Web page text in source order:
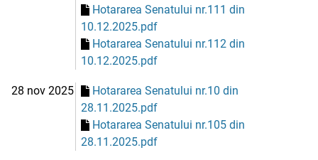
Hotararea Senatului nr.111 din
10.12.2025.pdf
Hotararea Senatului nr.112 din
10.12.2025.pdf
28 nov 2025
Hotararea Senatului nr.10 din
28.11.2025.pdf
Hotararea Senatului nr.105 din
28.11.2025.pdf